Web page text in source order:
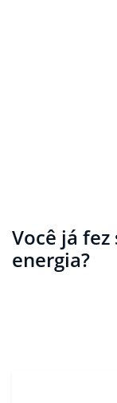
Você já
energia?